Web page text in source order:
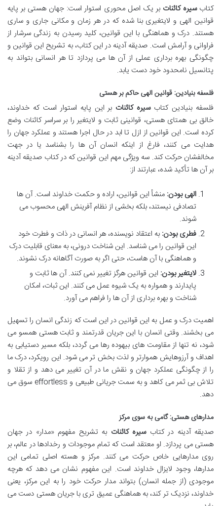
کتابسیره کائنات بر یک اصل محوری استوار است: جهان هستی بر پایه
قوانین الهی و لایتغیری بنا شده که در هر زمان و مکانی جاری و ساری
هستند. درک و هماهنگی با این قوانین، کلید رسیدن به زندگی سرشار از
فراوانی و آرامش است. صدیقه آدینه در این کتاب، به تشریح این قوانین و
چگونگی بهره برداری عملی از آن ها می پردازد تا هر انسانی بتواند به
پتانسیل نامحدود خود دست یابد.
فلسفه بنیادین: قوانین الهی حاکم بر هستی
فلسفه بنیادین کتابسیره کائنات بر این پایه استوار است که خداوند،
خالق بی همتای هستی، قوانینی ثابت و لایتغیر را بر سراسر کائنات وضع
کرده است. این قوانین از ازل تا ابد در حال اجرا هستند و عملکرد جهان را
هدایت می کنند، فارغ از اینکه انسان آن ها را بشناسد یا در جهت
مخالفشان حرکت کند. سه ویژگی مهم این قوانین که در کتاب صدیقه آدینه
بر آن ها تأکید شده، عبارتند از:
الهی بودن: منشأ این قوانین، اراده و حکمت خداوند است. آن ها
تصادفی نیستند، بلکه بخشی از نظام آفرینش الهی محسوب می
شوند.
فطری بودن: به اعتقاد نویسنده، هر انسانی در ذات و فطرت خود
این قوانین را می شناسد. این شناخت درونی، به معنای قابلیت درک
و هماهنگی با آن هاست، حتی اگر به صورت آگاهانه درک نشوند.
لایتغیر بودن: این قوانین هرگز تغییر نمی کنند. آن ها ثابت و
پایدارند و همواره به یک شیوه عمل می کنند. این ثبات، امکان
شناخت و بهره برداری از آن ها را فراهم می آورد.
اهمیت درک و عمل به این قوانین در این است که زندگی انسان را تسهیل
می بخشند. وقتی انسان با این جریان قدرتمند و ثابت هستی همسو می
شود، نه تنها از مقاومت های بیهوده رها می گردد، بلکه مسیر دستیابی به
اهداف و آرزوهایش هموارتر و لذت بخش تر می شود. این رویکرد، درک ما
را از چگونگی عملکرد جهان و نقش ما در آن تغییر می دهد و از تقلا و
تلاش بی ثمر می کاهد و به سمت جریانی طبیعی و effortless سوق می
دهد.
مدارهای هستی: گامی به سوی مرکز
صدیقه آدینه در کتابسیره کائنات به تشریح مفهوم «مدار» در جهان
هستی می پردازد. او معتقد است که تمام موجودات و رخدادها در عالم، بر
روی مدارهایی خاص حرکت می کنند. مرکز و هسته اصلی تمامی این
مدارها، وجود لایزال خداوند است. این مفهوم نشان می دهد که هرچه
موجودی (از جمله انسان) بتواند مدار حرکت خود را به این مرکز، یعنی
خداوند، نزدیک تر کند، به هماهنگی عمیق تری با جریان هستی دست می